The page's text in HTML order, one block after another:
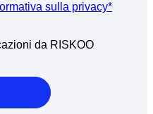
sulla privacy*
da RISKOO